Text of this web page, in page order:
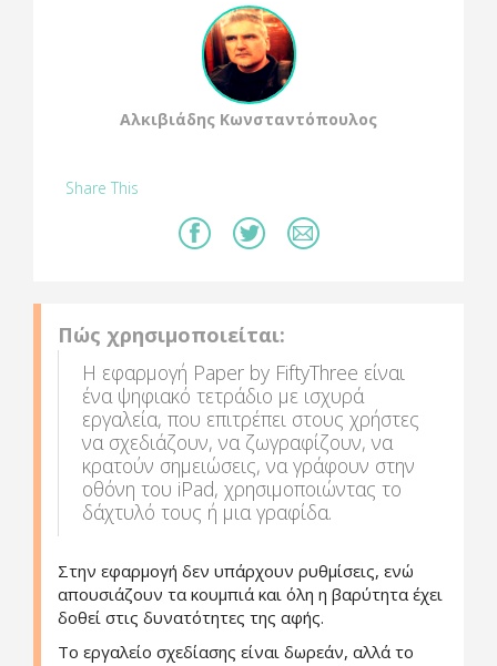
Αλκιβιάδης Κωνσταντόπουλος
Share This
Πώς χρησιμοποιείται:
Η εφαρμογή Paper by FiftyThree είναι
ένα ψηφιακό τετράδιο με ισχυρά
εργαλεία, που επιτρέπει στους χρήστες
να σχεδιάζουν, να ζωγραφίζουν, να
κρατούν σημειώσεις, να γράφουν στην
οθόνη του iPad, χρησιμοποιώντας το
δάχτυλό τους ή μια γραφίδα.
Στην εφαρμογή δεν υπάρχουν ρυθμίσεις, ενώ
απουσιάζουν τα κουμπιά και όλη η βαρύτητα έχει
δοθεί στις δυνατότητες της αφής.
Το εργαλείο σχεδίασης είναι δωρεάν, αλλά το